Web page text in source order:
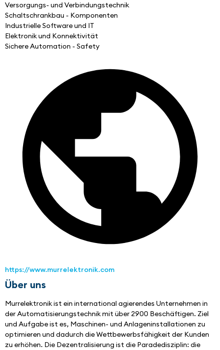
Versorgungs- und Verbindungstechnik
Schaltschrankbau - Komponenten
Industrielle Software und IT
Elektronik und Konnektivität
Sichere Automation - Safety
https://www.murrelektronik.com
Über uns
Murrelektronik ist ein international agierendes Unternehmen in
der Automatisierungstechnik mit über 2900 Beschäftigen. Ziel
und Aufgabe ist es, Maschinen- und Anlageninstallationen zu
optimieren und dadurch die Wettbewerbsfähigkeit der Kunden
zu erhöhen. Die Dezentralisierung ist die Paradedisziplin: die